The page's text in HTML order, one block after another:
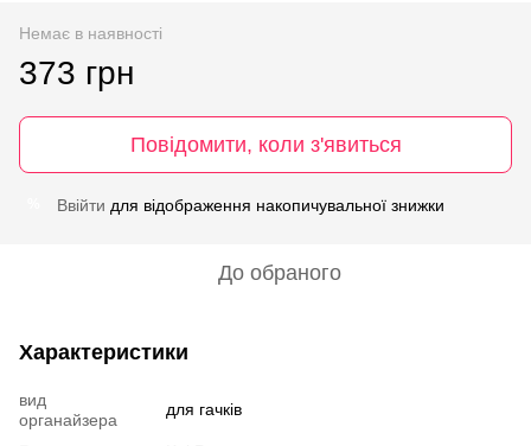
Немає в наявності
373 грн
Повідомити, коли з'явиться
Ввійти для відображення накопичувальної знижки
До обраного
Характеристики
вид
органайзера
для гачків